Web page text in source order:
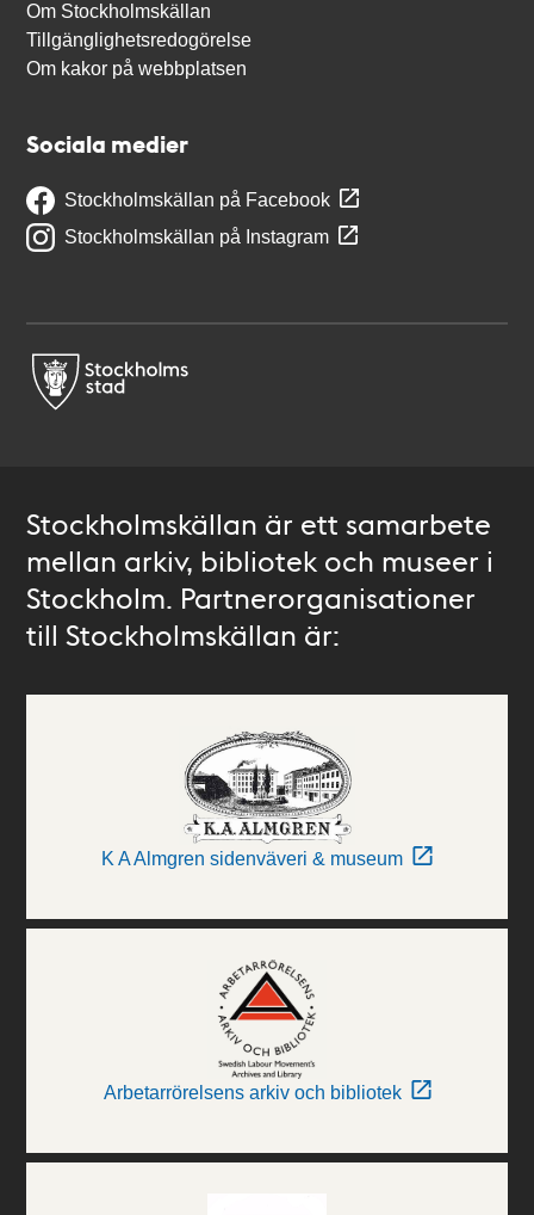
Om Stockholmskällan
Tillgänglighetsredogörelse
Om kakor på webbplatsen
Sociala medier
Stockholmskällan på Facebook
Stockholmskällan på Instagram
Stockholmskällan är ett samarbete
mellan arkiv, bibliotek och museer i
Stockholm. Partnerorganisationer
till Stockholmskällan är:
K A Almgren sidenväveri & museum
Arbetarrörelsens arkiv och bibliotek